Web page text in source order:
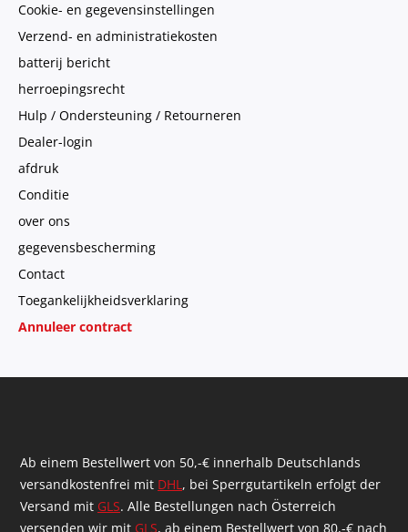
Cookie- en gegevensinstellingen
Verzend- en administratiekosten
batterij bericht
herroepingsrecht
Hulp / Ondersteuning / Retourneren
Dealer-login
afdruk
Conditie
over ons
gegevensbescherming
Contact
Toegankelijkheidsverklaring
Annuleer contract
Ab einem Bestellwert von 50,-€ innerhalb Deutschlands
versandkostenfrei mit DHL, bei Sperrgutartikeln erfolgt der
Versand mit GLS. Alle Bestellungen nach Österreich
versenden wir mit GLS, ab einem Bestellwert von 80,-€ nach